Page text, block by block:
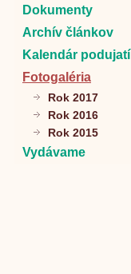
Dokumenty
Archív článkov
Kalendár podujatí
Fotogaléria
Rok 2017
Rok 2016
Rok 2015
Vydávame